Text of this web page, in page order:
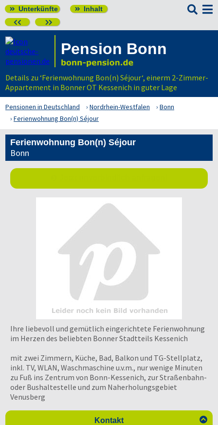
 Unterkünfte  Inhalt
 

Pension Bonn
Details zu ‘Ferienwohnung Bon(n) Séjour‘, einerm 2-Zimmer-
Appartement in Bonner OT Kessenich in guter Lage
Pensionen in Deutschland Nordrhein-Westfalen
Bonn
Ferienwohnung Bon(n) Séjour
Ferienwohnung Bon(n) Séjour
Bonn
Ihre liebevoll und gemütlich eingerichtete Ferienwohnung
im Herzen des beliebten Bonner Stadtteils Kessenich
mit zwei Zimmern, Küche, Bad, Balkon und TG-Stellplatz,
inkl. TV, WLAN, Waschmaschine u.v.m., nur wenige Minuten
zu Fuß ins Zentrum von Bonn-Kessenich, zur Straßenbahn-
oder Bushaltestelle und zum Naherholungsgebiet
Venusberg
Kontakt 